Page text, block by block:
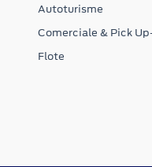
Autoturisme
Comerciale & Pick
Flote